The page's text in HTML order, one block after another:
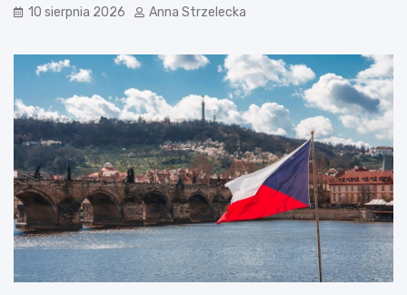
o
y
n
y
c
d
e
s
t
y
a
o
o
c
z
y
?
10 sierpnia 2026 Anna Strzelecka